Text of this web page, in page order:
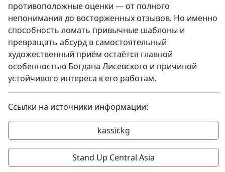
противоположные оценки — от полного
непонимания до восторженных отзывов. Но именно
способность ломать привычные шаблоны и
превращать абсурд в самостоятельный
художественный приём остаётся главной
особенностью Богдана Лисевского и причиной
устойчивого интереса к его работам.
Ссылки на источники информации:
kassir.kg
Stand Up Central Asia